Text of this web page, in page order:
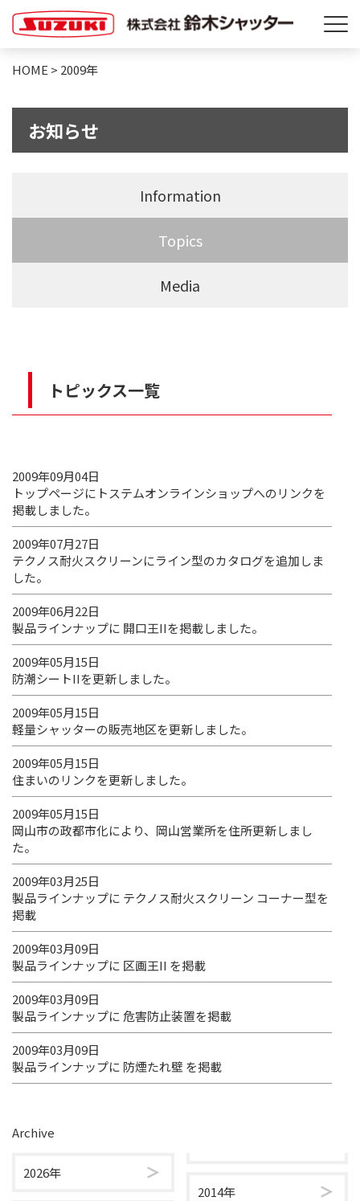
HOME > 2009年
お知らせ
Information
Topics
Media
トピックス一覧
2009年09月04日
トップページにトステムオンラインショップへのリンクを
掲載しました。
2009年07月27日
テクノス耐火スクリーンにライン型のカタログを追加しま
した。
2009年06月22日
製品ラインナップに 開口王IIを掲載しました。
2009年05月15日
防潮シートIIを更新しました。
2009年05月15日
軽量シャッターの販売地区を更新しました。
2009年05月15日
住まいのリンクを更新しました。
2009年05月15日
岡山市の政都市化により、岡山営業所を住所更新しまし
た。
2009年03月25日
製品ラインナップに テクノス耐火スクリーン コーナー型を
掲載
2009年03月09日
製品ラインナップに 区画王II を掲載
2009年03月09日
製品ラインナップに 危害防止装置を掲載
2009年03月09日
製品ラインナップに 防煙たれ壁 を掲載
Archive
2026年
2014年